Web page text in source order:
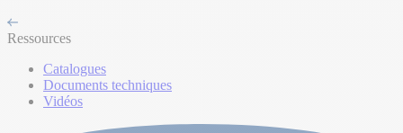
Ressources
Catalogues
Documents techniques
Vidéos